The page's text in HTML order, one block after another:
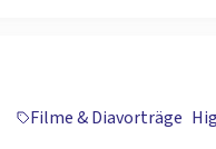
Filme & Diavorträge